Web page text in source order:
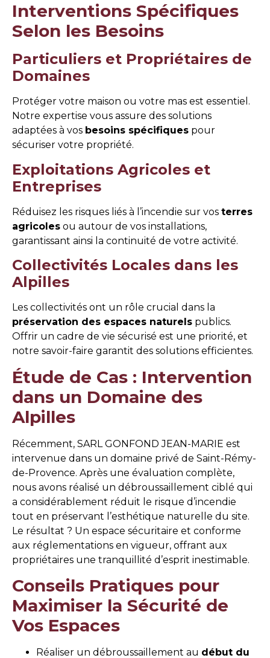
Interventions Spécifiques
Selon les Besoins
Particuliers et Propriétaires de
Domaines
Protéger votre maison ou votre mas est essentiel.
Notre expertise vous assure des solutions
adaptées à vos besoins spécifiques pour
sécuriser votre propriété.
Exploitations Agricoles et
Entreprises
Réduisez les risques liés à l’incendie sur vos terres
agricoles ou autour de vos installations,
garantissant ainsi la continuité de votre activité.
Collectivités Locales dans les
Alpilles
Les collectivités ont un rôle crucial dans la
préservation des espaces naturels publics.
Offrir un cadre de vie sécurisé est une priorité, et
notre savoir-faire garantit des solutions efficientes.
Étude de Cas : Intervention
dans un Domaine des
Alpilles
Récemment, SARL GONFOND JEAN-MARIE est
intervenue dans un domaine privé de Saint-Rémy-
de-Provence. Après une évaluation complète,
nous avons réalisé un débroussaillement ciblé qui
a considérablement réduit le risque d’incendie
tout en préservant l’esthétique naturelle du site.
Le résultat ? Un espace sécuritaire et conforme
aux réglementations en vigueur, offrant aux
propriétaires une tranquillité d’esprit inestimable.
Conseils Pratiques pour
Maximiser la Sécurité de
Vos Espaces
Réaliser un débroussaillement au début du